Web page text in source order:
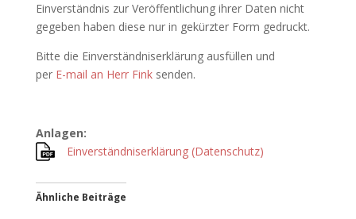
Einverständnis zur Veröffentlichung ihrer Daten nicht
gegeben haben diese nur in gekürzter Form gedruckt.
Bitte die Einverständniserklärung ausfüllen und
per E-mail an Herr Finksenden.
Anlagen:
Einverständniserklärung (Datenschutz)
Ähnliche Beiträge